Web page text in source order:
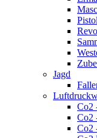
Jagd
Co2
Co2
Co2